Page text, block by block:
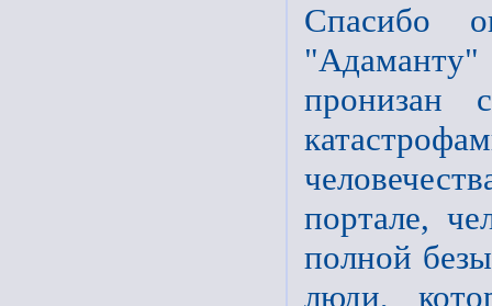
Спасибо
пронизан
портале,
полной
люди,